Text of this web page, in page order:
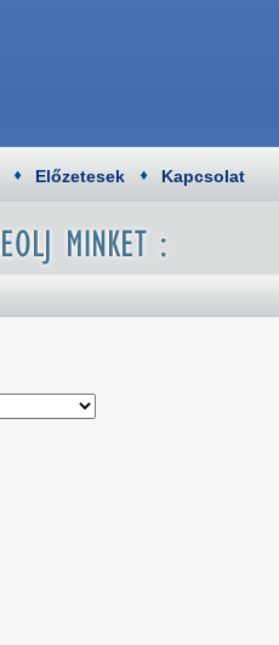
Előzetesek Kapcsolat